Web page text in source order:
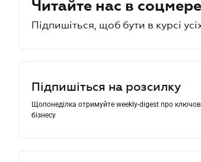
Читайте нас в
Підпишіться, щоб бути в курсі
Підпишіться на розсилку
Щопонеділка отримуйте weekly-digest про ключові
бізнесу